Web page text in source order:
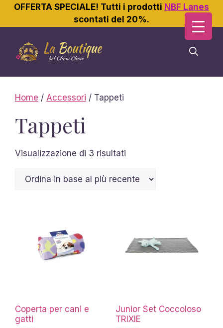
OFFERTA SPECIALE! Tutti i prodotti NBF Lanes
scontati del 20%.
contenuto
Home / Accessori / Tappeti
Tappeti
Visualizzazione di 3 risultati
base
Coperta per cani e
gatti
Junior Set Coccoloso
TRIXIE